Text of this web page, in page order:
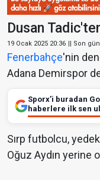
Dusan
19 Ocak 2025 20:36 || Son
Fenerbahçe'nin
Adana Demirspor
Sporx’i buradan
haberlere ilk sen
Sırp futbolcu,
Oğuz Aydın yerine